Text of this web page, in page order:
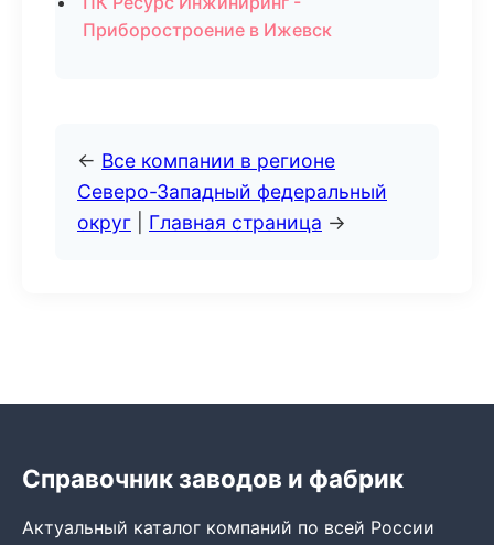
Приборостроение в Ижевск
← Все компании в регионе
Северо-Западный федеральный
округ
Главная страница →
Справочник заводов и фабрик
Актуальный каталог компаний по всей России